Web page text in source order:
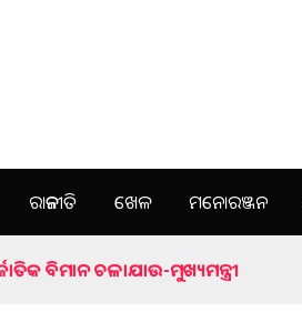
ରାଜନୀତି ଖେଳ ମନୋରଞ୍ଜନ
ବିମାନ ଚଳାଯାଉ-ମୁଖ୍ୟମନ୍ତ୍ରୀ